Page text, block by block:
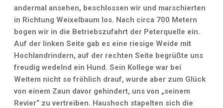
andermal ansehen, beschlossen wir und marschierten
in Richtung Weixelbaum los. Nach circa 700 Metern
bogen wir in die Betriebszufahrt der Peterquelle ein.
Auf der linken Seite gab es eine riesige Weide mit
Hochlandrindern, auf der rechten Seite begrüßte uns
freudig wedelnd ein Hund. Sein Kollege war bei
Weitem nicht so fröhlich drauf, wurde aber zum Glück
von einem Zaun davor gehindert, uns von „seinem
Revier“ zu vertreiben. Haushoch stapelten sich die